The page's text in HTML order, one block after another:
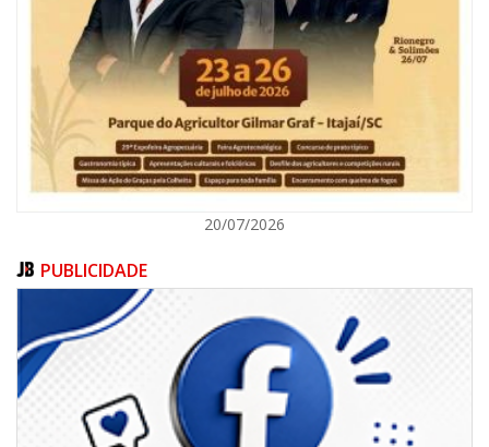
Reservatórios de Penha são higienizados com ajuda de mergulhadores e
sem interrupção no abastecimento
ITAJAÍ
20/07/2026
PUBLICIDADE